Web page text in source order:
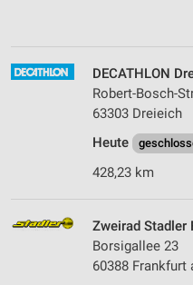
DECATHLON
Robert-Bosch-
63303 Dreieich
Heute
428,23 km
Zweirad Stadler
Borsigallee 23
60388 Frankfurt